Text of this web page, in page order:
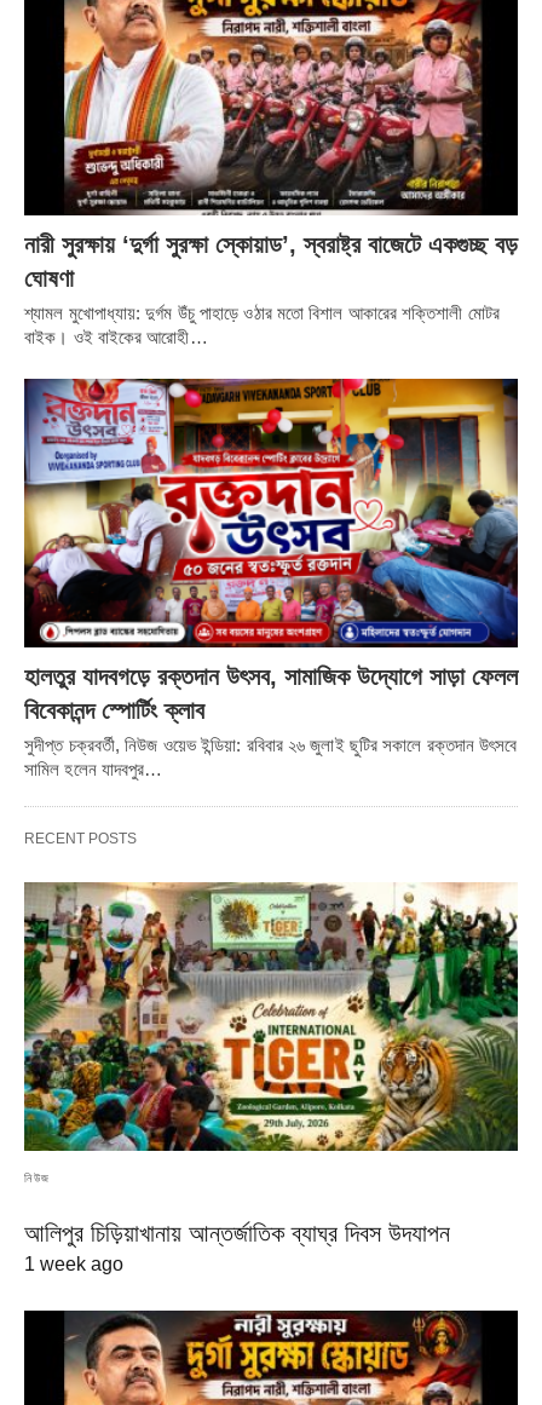
নারী সুরক্ষায় ‘দুর্গা সুরক্ষা স্কোয়াড’, স্বরাষ্ট্র বাজেটে একগুচ্ছ বড়
ঘোষণা
শ্যামল মুখোপাধ্যায়: দুর্গম উঁচু পাহাড়ে ওঠার মতো বিশাল আকারের শক্তিশালী মোটর
বাইক। ওই বাইকের আরোহী…
হালতুর যাদবগড়ে রক্তদান উৎসব, সামাজিক উদ্যোগে সাড়া ফেলল
বিবেকানন্দ স্পোর্টিং ক্লাব
সুদীপ্ত চক্রবর্তী, নিউজ ওয়েভ ইন্ডিয়া: রবিবার ২৬ জুলাই ছুটির সকালে রক্তদান উৎসবে
সামিল হলেন যাদবপুর…
RECENT POSTS
নিউজ
আলিপুর চিড়িয়াখানায় আন্তর্জাতিক ব্যাঘ্র দিবস উদযাপন
1 week ago